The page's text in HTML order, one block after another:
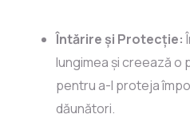
Întărire și Protecție:
lungimea și creează
pentru a-l proteja
dăunători.